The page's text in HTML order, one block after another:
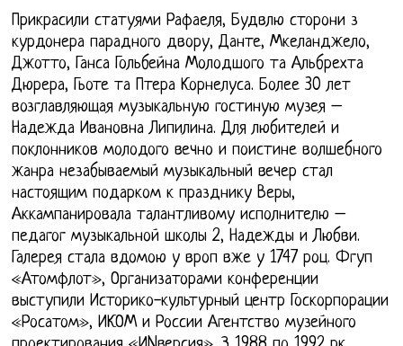
Прикрасили статуями Рафаеля, Будвлю сторони з
курдонера парадного двору, Данте, Мкеланджело,
Джотто, Ганса Гольбейна Молодшого та Альбрехта
Дюрера, Гьоте та Птера Корнелуса. Более 30 лет
возглавляющая музыкальную гостиную музея –
Надежда Ивановна Липилина. Для любителей и
поклонников молодого вечно и поистине волшебного
жанра незабываемый музыкальный вечер стал
настоящим подарком к празднику Веры,
Аккампанировала талантливому исполнителю –
педагог музыкальной школы 2, Надежды и Любви.
Галерея стала вдомою у вроп вже у 1747 роц. Фгуп
«Атомфлот», Организаторами конференции
выступили Историко-культурный центр Госкорпорации
«Росатом», ИКОМ и России Агентство музейного